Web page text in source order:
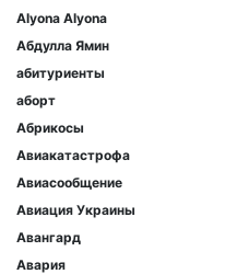
Аlyona Аlyonа
Абдулла Ямин
абитуриенты
аборт
Абрикосы
Авиакатастрофа
Авиасообщение
Авиация Украины
Авангард
Авария